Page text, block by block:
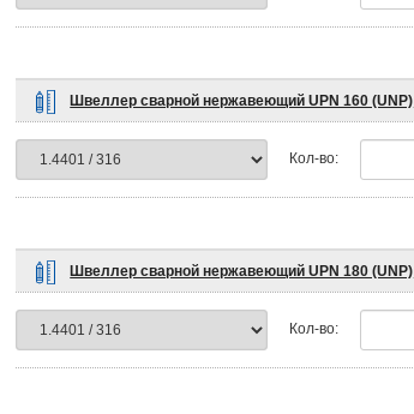
Швеллер сварной нержавеющий UPN 160 (UNP)
Кол-во:
Швеллер сварной нержавеющий UPN 180 (UNP)
Кол-во: